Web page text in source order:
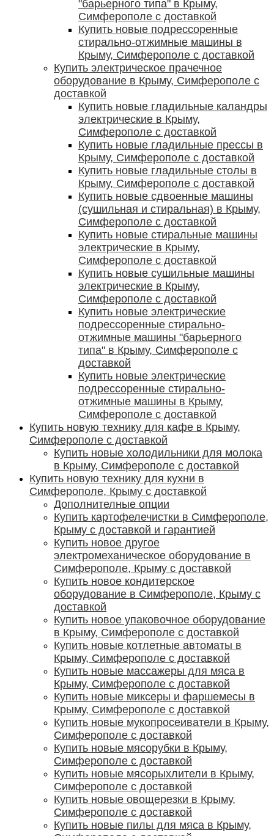
"барьерного типа" в Крыму,
Симферополе с доставкой
Купить новые подрессоренные
стирально-отжимные машины в
Крыму, Симферополе с доставкой
Купить электрическое прачечное
оборудование в Крыму, Симферополе с
доставкой
Купить новые гладильные каландры
электрические в Крыму,
Симферополе с доставкой
Купить новые гладильные прессы в
Крыму, Симферополе с доставкой
Купить новые гладильные столы в
Крыму, Симферополе с доставкой
Купить новые сдвоенные машины
(сушильная и стиральная) в Крыму,
Симферополе с доставкой
Купить новые стиральные машины
электрические в Крыму,
Симферополе с доставкой
Купить новые сушильные машины
электрические в Крыму,
Симферополе с доставкой
Купить новые электрические
подрессоренные стирально-
отжимные машины "барьерного
типа" в Крыму, Симферополе с
доставкой
Купить новые электрические
подрессоренные стирально-
отжимные машины в Крыму,
Симферополе с доставкой
Купить новую технику для кафе в Крыму,
Симферополе с доставкой
Купить новые холодильники для молока
в Крыму, Симферополе с доставкой
Купить новую технику для кухни в
Симферополе, Крыму с доставкой
Дополнителные опции
Купить картофелечистки в Симферополе,
Крыму с доставкой и гарантией
Купить новое другое
электромеханическое оборудование в
Симферополе, Крыму с доставкой
Купить новое кондитерское
оборудование в Симферополе, Крыму с
доставкой
Купить новое упаковочное оборудование
в Крыму, Симферополе с доставкой
Купить новые котлетные автоматы в
Крыму, Симферополе с доставкой
Купить новые массажеры для мяса в
Крыму, Симферополе с доставкой
Купить новые миксеры и фаршемесы в
Крыму, Симферополе с доставкой
Купить новые мукопросеиватели в Крыму,
Симферополе с доставкой
Купить новые мясорубки в Крыму,
Симферополе с доставкой
Купить новые мясорыхлители в Крыму,
Симферополе с доставкой
Купить новые овощерезки в Крыму,
Симферополе с доставкой
Купить новые пилы для мяса в Крыму,